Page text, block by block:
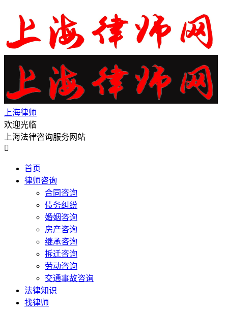
上海律师
欢迎光临
上海法律咨询服务网站

首页
律师咨询
合同咨询
债务纠纷
婚姻咨询
房产咨询
继承咨询
拆迁咨询
劳动咨询
交通事故咨询
法律知识
找律师